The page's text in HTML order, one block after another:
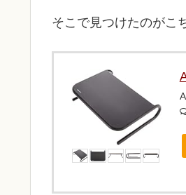
そこで見つけたのがこ